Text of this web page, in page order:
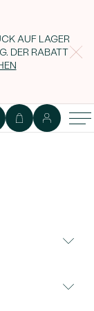
AUF LAGER
DER RABATT